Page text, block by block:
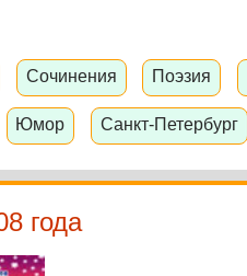
Сочинения Поэзия
Юмор Санкт-Петербург
года